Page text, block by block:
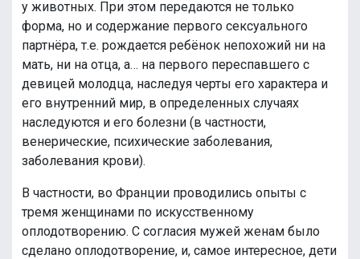
у животных. При этом передаются не только
форма, но и содержание первого сексуального
партнёра, т.е. рождается ребёнок непохожий ни на
мать, ни на отца, а… на первого переспавшего с
девицей молодца, наследуя черты его характера и
его внутренний мир, в определенных случаях
наследуются и его болезни (в частности,
венерические, психические заболевания,
заболевания крови).
В частности, во Франции проводились опыты с
тремя женщинами по искусственному
оплодотворению. С согласия мужей женам было
сделано оплодотворение, и, самое интересное, дети